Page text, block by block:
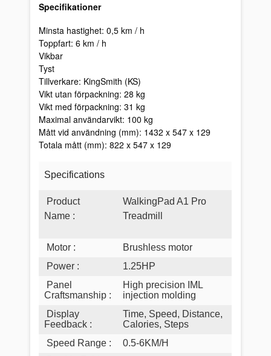
Specifikationer
Minsta hastighet: 0,5 km / h
Toppfart: 6 km / h
Vikbar
Tyst
Tillverkare: KingSmith (KS)
Vikt utan förpackning: 28 kg
Vikt med förpackning: 31 kg
Maximal användarvikt: 100 kg
Mått vid användning (mm): 1432 x 547 x 129
Totala mått (mm): 822 x 547 x 129
Specifications
Product
Name :
WalkingPad A1 Pro
Treadmill
Motor :
Brushless motor
Power :
1.25HP
Panel
Craftsmanship :
High precision IML
injection molding
Display
Feedback :
Time, Speed, Distance,
Calories, Steps
Speed Range :
0.5-6KM/H